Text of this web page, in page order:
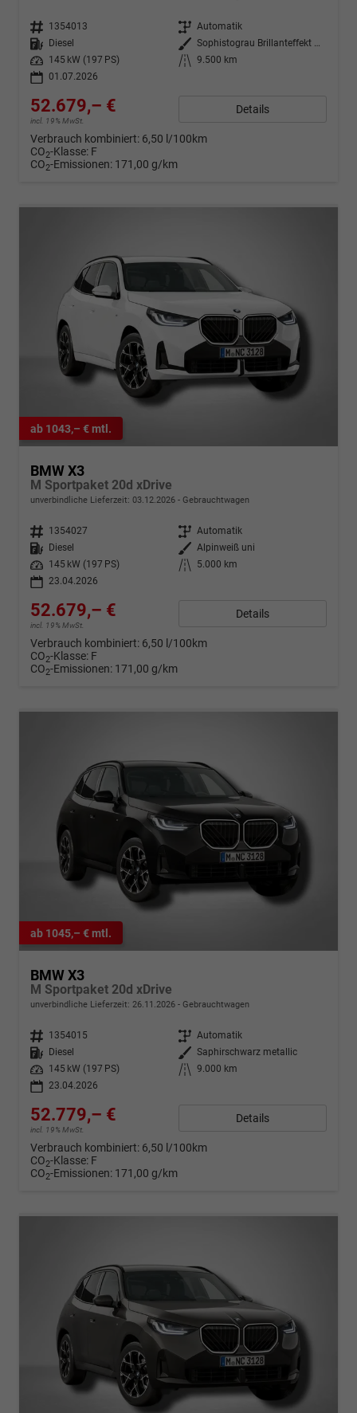
Fahrzeugnr. 1354013 Getriebe Automatik
Kraftstoff
Diesel Außenfarbe
Sophistograu Brillanteffekt metallic
Leistung
145 kW (197 PS) Kilometerstand
9.500 km
01.07.2026
52.679,– €
incl. 19% MwSt.
Details
Verbrauch kombiniert: 6,50 l/100km
CO2-Klasse: F
CO2-Emissionen: 171,00 g/km
ab 1043,– € mtl.
BMW X3
M Sportpaket 20d xDrive
unverbindliche Lieferzeit: 03.12.2026 Gebrauchtwagen
Fahrzeugnr. 1354027 Getriebe Automatik
Kraftstoff
Diesel Außenfarbe Alpinweiß uni
Leistung
145 kW (197 PS) Kilometerstand
5.000 km
23.04.2026
52.679,– €
incl. 19% MwSt.
Details
Verbrauch kombiniert: 6,50 l/100km
CO2-Klasse: F
CO2-Emissionen: 171,00 g/km
ab 1045,– € mtl.
BMW X3
M Sportpaket 20d xDrive
unverbindliche Lieferzeit: 26.11.2026 Gebrauchtwagen
Fahrzeugnr. 1354015 Getriebe Automatik
Kraftstoff
Diesel Außenfarbe Saphirschwarz metallic
Leistung
145 kW (197 PS) Kilometerstand
9.000 km
23.04.2026
52.779,– €
incl. 19% MwSt.
Details
Verbrauch kombiniert: 6,50 l/100km
CO2-Klasse: F
CO2-Emissionen: 171,00 g/km